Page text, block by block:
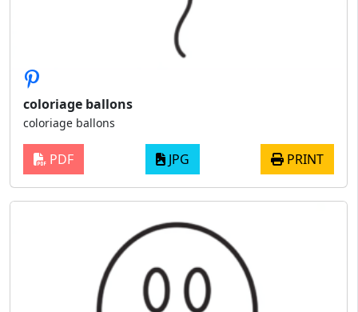
coloriage ballons
coloriage ballons
PDF JPG PRINT